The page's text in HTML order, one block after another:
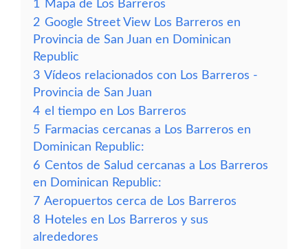
1
Mapa de Los Barreros
2 Google Street View Los Barreros en
Provincia de San Juan en Dominican
Republic
3 Vídeos relacionados con Los Barreros -
Provincia de San Juan
4 el tiempo en Los Barreros
5 Farmacias cercanas a Los Barreros en
Dominican Republic:
6 Centos de Salud cercanas a Los Barreros
en Dominican Republic:
7 Aeropuertos cerca de Los Barreros
8 Hoteles en Los Barreros y sus
alrededores